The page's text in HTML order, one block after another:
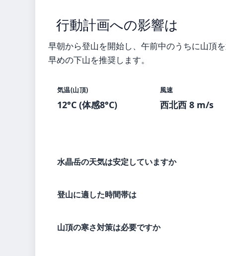
行動計画への影響は
早朝から登山を開始し、午前中のうちに山頂
早めの下山を推奨します。
気温(山頂)
12°C (体感8°C)
風速
西北西 8 m/s
水晶岳の天気は安定していますか
登山に適した時間帯は
山頂の寒さ対策は必要ですか